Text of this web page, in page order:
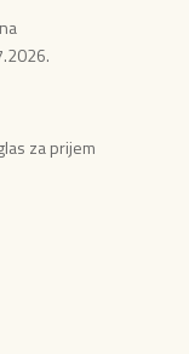
za prijem